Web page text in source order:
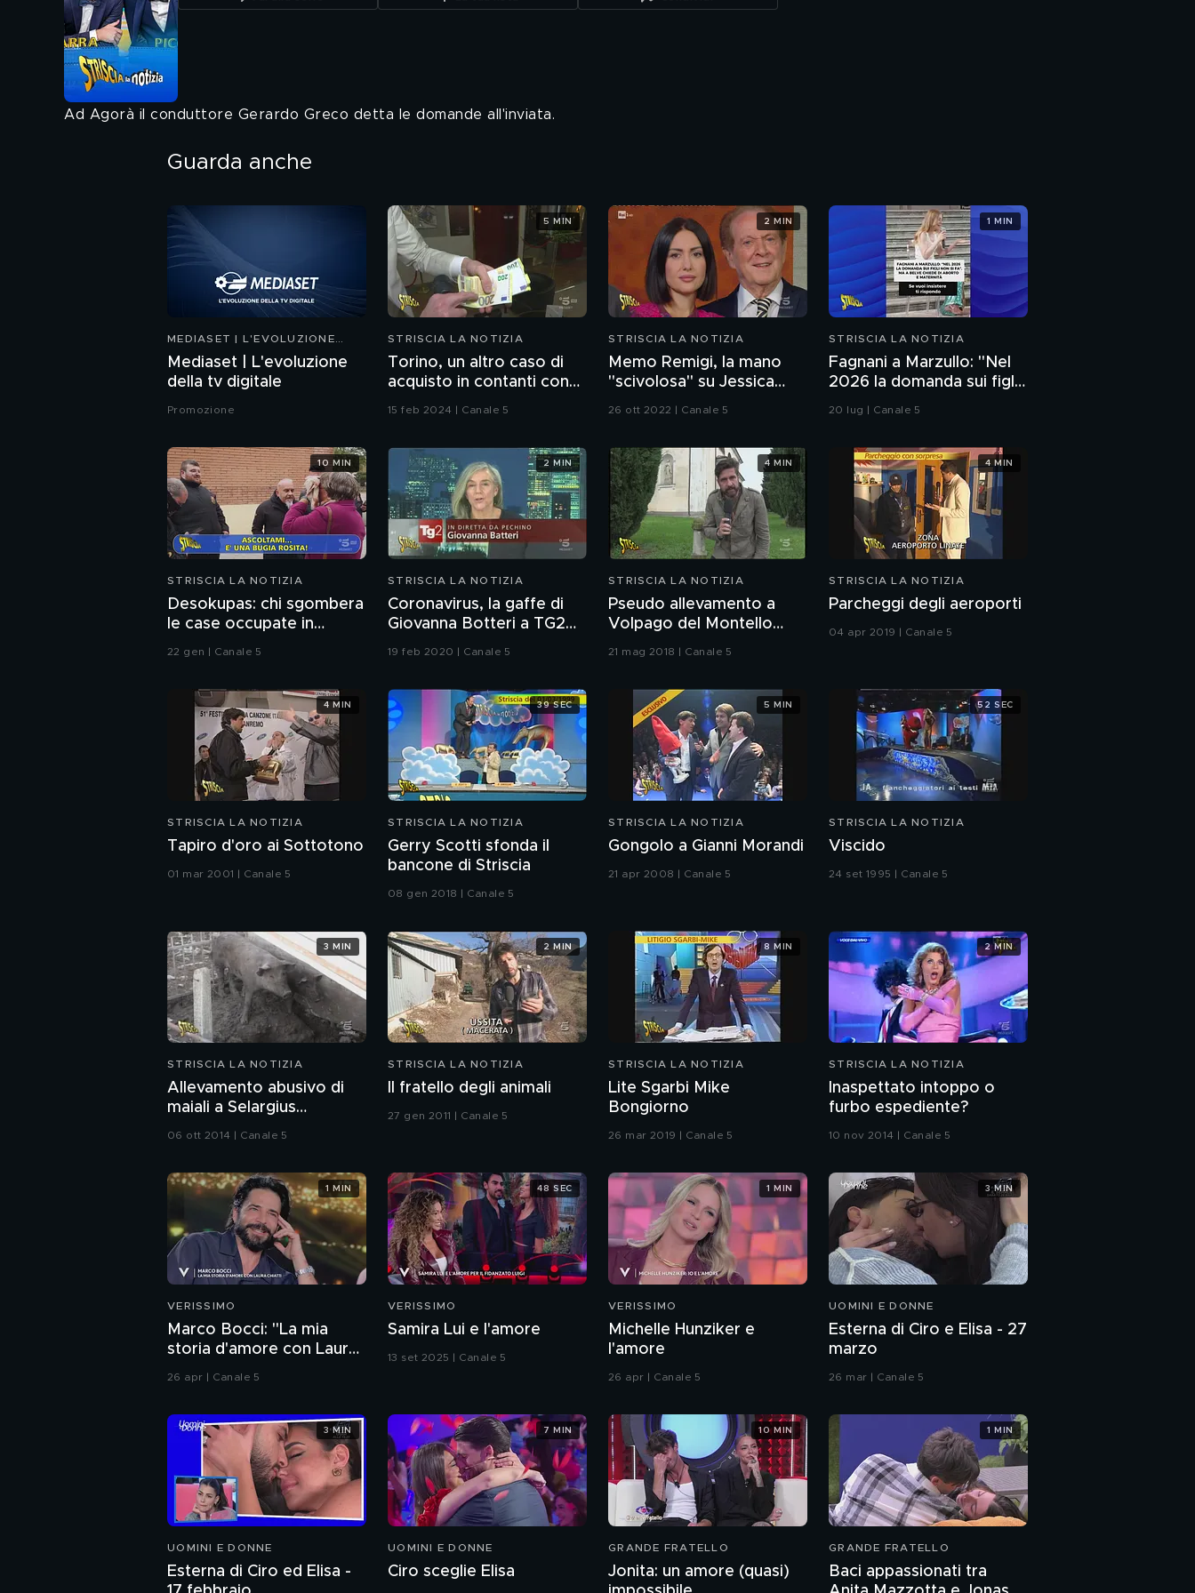
Ad Agorà il conduttore Gerardo Greco detta le domande all'inviata.
Guarda anche
MEDIASET | L'EVOLUZIONE
DELLA TV DIGITALE
Mediaset | L'evoluzione
della tv digitale
Promozione
STRISCIA LA NOTIZIA
Torino, un altro caso di
acquisto in contanti con
lo "strappo"
15 feb 2024 | Canale 5
5 MIN
STRISCIA LA NOTIZIA
Memo Remigi, la mano
"scivolosa" su Jessica
Morlacchi
26 ott 2022 | Canale 5
2 MIN
STRISCIA LA NOTIZIA
Fagnani a Marzullo: "Nel
2026 la domanda sui figli
non si fa". Ma a Belve
20 lug | Canale 5
1 MIN
STRISCIA LA NOTIZIA
Desokupas: chi sgombera
le case occupate in
Spagna. L'inchiesta di
22 gen | Canale 5
10 MIN
STRISCIA LA NOTIZIA
Coronavirus, la gaffe di
Giovanna Botteri a TG2
19 feb 2020 | Canale 5
2 MIN
STRISCIA LA NOTIZIA
Pseudo allevamento a
Volpago del Montello
21 mag 2018 | Canale 5
4 MIN
STRISCIA LA NOTIZIA
Parcheggi degli aeroporti
04 apr 2019 | Canale 5
4 MIN
STRISCIA LA NOTIZIA
Tapiro d'oro ai Sottotono
01 mar 2001 | Canale 5
4 MIN
STRISCIA LA NOTIZIA
Gerry Scotti sfonda il
bancone di Striscia
08 gen 2018 | Canale 5
39 SEC
STRISCIA LA NOTIZIA
Gongolo a Gianni Morandi
21 apr 2008 | Canale 5
5 MIN
STRISCIA LA NOTIZIA
Viscido
24 set 1995 | Canale 5
52 SEC
STRISCIA LA NOTIZIA
Allevamento abusivo di
maiali a Selargius
06 ott 2014 | Canale 5
3 MIN
STRISCIA LA NOTIZIA
Il fratello degli animali
27 gen 2011 | Canale 5
2 MIN
STRISCIA LA NOTIZIA
Lite Sgarbi Mike
Bongiorno
26 mar 2019 | Canale 5
8 MIN
STRISCIA LA NOTIZIA
Inaspettato intoppo o
furbo espediente?
10 nov 2014 | Canale 5
2 MIN
VERISSIMO
Marco Bocci: "La mia
storia d'amore con Laura
Chiatti"
26 apr | Canale 5
1 MIN
VERISSIMO
Samira Lui e l'amore
13 set 2025 | Canale 5
48 SEC
VERISSIMO
Michelle Hunziker e
l'amore
26 apr | Canale 5
1 MIN
UOMINI E DONNE
Esterna di Ciro e Elisa - 27
marzo
26 mar | Canale 5
3 MIN
UOMINI E DONNE
Esterna di Ciro ed Elisa -
3 MIN
UOMINI E DONNE
Ciro sceglie Elisa
7 MIN
GRANDE FRATELLO
Jonita: un amore (quasi)
10 MIN
GRANDE FRATELLO
Baci appassionati tra
1 MIN